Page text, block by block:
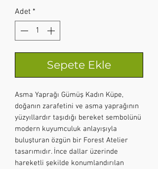
Adet *
Sepete Ekle
Asma Yaprağı Gümüş Kadın Küpe,
doğanın zarafetini ve asma yaprağının
yüzyıllardır taşıdığı bereket sembolünü
modern kuyumculuk anlayışıyla
buluşturan özgün bir Forest Atelier
tasarımıdır. İnce dallar üzerinde
hareketli şekilde konumlandırılan